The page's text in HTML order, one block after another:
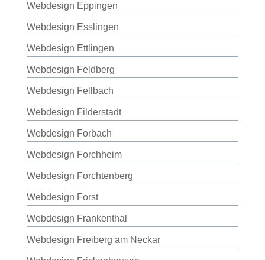
Webdesign Eppingen
Webdesign Esslingen
Webdesign Ettlingen
Webdesign Feldberg
Webdesign Fellbach
Webdesign Filderstadt
Webdesign Forbach
Webdesign Forchheim
Webdesign Forchtenberg
Webdesign Forst
Webdesign Frankenthal
Webdesign Freiberg am Neckar